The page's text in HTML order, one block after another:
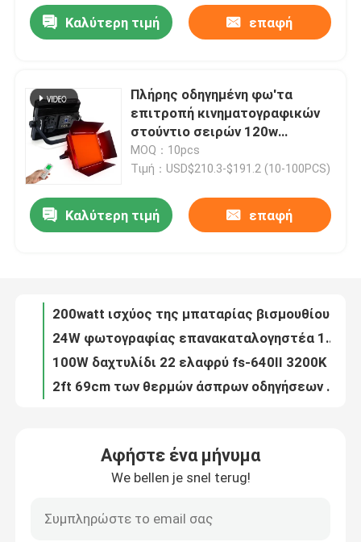
Προϊόντα
Βίντεο
Σχετικά με εμάς
Έλεγχος ποιότητας
Επικοινωνήστε μαζί μας
Καλύτερη τιμή επαφή
Πλήρης οδηγημένη φω'τα
επιτροπή κινηματογραφικών
στούντιο σειρών 120w
χρώματος για τη φωτογραφία
14 αποτελέσματα
MOQ：10pcs
Τιμή：USD$210.3-$191.2 (10-100PCS)
Καλύτερη τιμή επαφή
200watt ισχύος της μπαταρίας βισμουθίου οδηγημένος χρώμα ταινιών ελαφρύς τηλεχειρισμός 10 φωτογραφίας φω'των φορητός αποτελέσματα
Ελαφρύ CE οργάνων ομορφιάς Eyelash εξαρτήσεων δαχτυλιδιών Dimmable χρώματος βισμουθίου
η ίντσα 38w Selfie 12inch οδήγησε δαχτυλιδιών το ελαφρύ Blogger σύνολο Makeup εξογκωμάτων εξαρτήσεων γυρίζοντας
Το βίντεο 3 Yidoblo RGBW σε 1 επιτροπή ελαφρύ α-2200C των οδηγήσεων γεμίζει την ταινία TV βλαστών
Αφήστε ένα μήνυμα
We bellen je snel terug!